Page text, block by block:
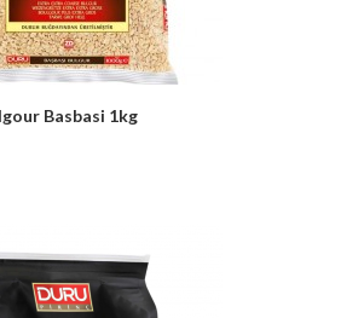
Basbasi 1kg
Ajouter au panier